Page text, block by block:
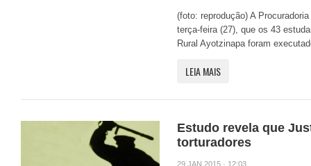
(foto: reprodução) A
terça-feira (27), que os 43
Rural Ayotzinapa foram
LEIA MAIS
Estudo revela que
torturadores
29 JAN 2015 · 12:03